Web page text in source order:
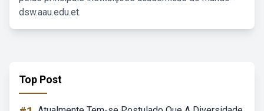
dsw.aau.edu.et.
Top Post